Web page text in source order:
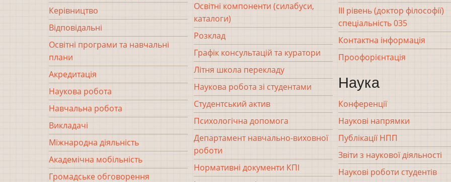
Керівництво
Відповідальні
Освітні програми та навчальні
плани
Акредитація
Наукова робота
Навчальна робота
Викладачі
Міжнародна діяльність
Академічна мобільність
Громадське обговорення
Освітні компоненти (силабуси,
каталоги)
Розклад
Графік консультацій та куратори
Літня школа перекладу
Наукова робота зі студентами
Студентський актив
Психологічна допомога
Департамент навчально-виховної
роботи
Нормативні документи КПІ
ІІІ рівень (доктор філософії)
спеціальність 035
Контактна інформація
Проофорієнтація
Наука
Конференції
Наукові напрямки
Публікації НПП
Звіти з наукової діяльності
Наукові роботи студентів